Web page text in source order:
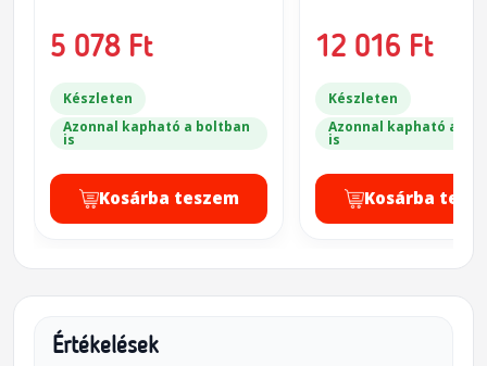
5 078 Ft
Készleten
Azonnal kapható a boltban
is
Kosárba teszem
12 016 Ft
Készleten
Azonnal kapható a
is
Kosárba
Értékelések